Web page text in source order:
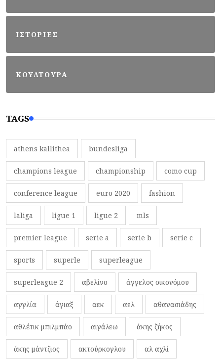
ΙΣΤΟΡΙΕΣ
ΚΟΥΛΤΟΥΡΑ
TAGS
athens kallithea bundesliga
champions league championship como cup
conference league euro 2020 fashion
laliga ligue 1 ligue 2 mls
premier league serie a serie b serie c
sports superle superleague
superleague 2 αβελίνο άγγελος οικονόμου
αγγλία άγιαξ αεκ αελ αθανασιάδης
αθλέτικ μπιλμπάο αιγάλεω άκης ζήκος
άκης μάντζιος ακτούρκογλου αλ αχλί